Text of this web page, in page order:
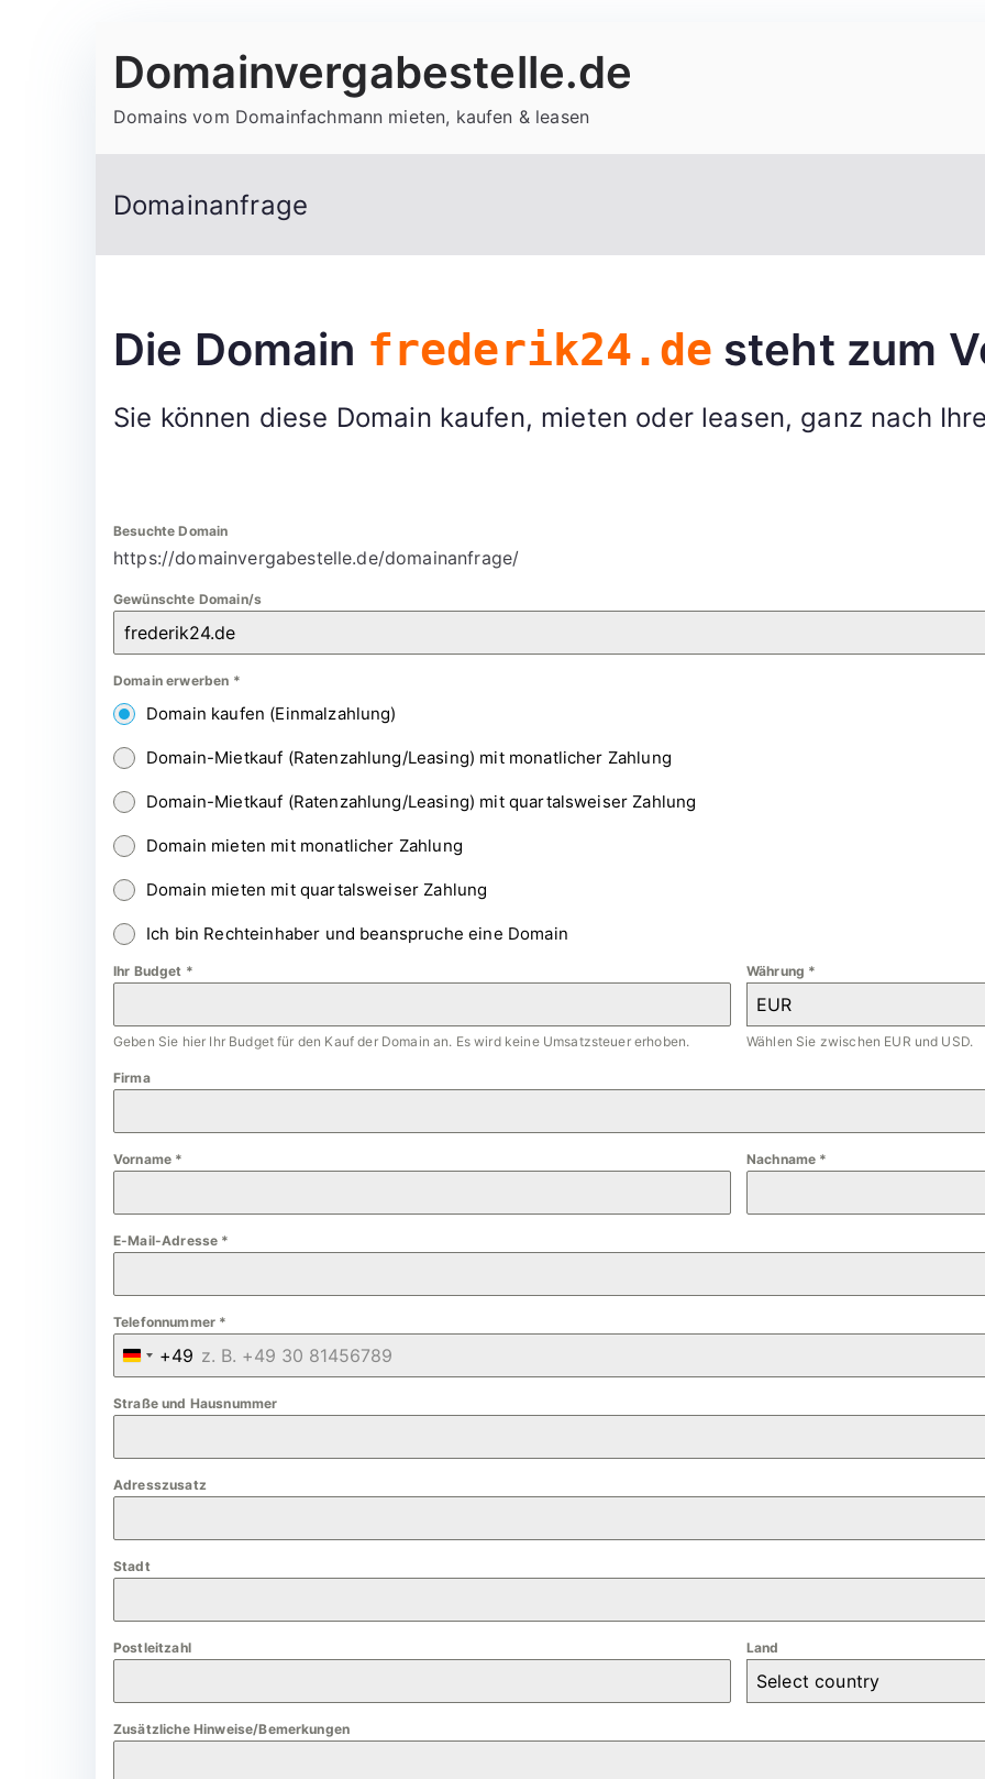
Inhalt
Domainvergabestelle.de
Domains vom Domainfachmann mieten, kaufen & leasen
Domainanfrage
Die Domain frederik24.de steht zum
Sie können diese Domain kaufen, mieten oder leasen, ganz nach
Besuchte Domain
https://domainvergabestelle.de/domainanfrage/
Gewünschte Domain/s
Domain erwerben *
Domain kaufen (Einmalzahlung)
Domain-Mietkauf (Ratenzahlung/Leasing) mit monatlicher Zahlung
Domain-Mietkauf (Ratenzahlung/Leasing) mit quartalsweiser Zahlung
Domain mieten mit monatlicher Zahlung
Domain mieten mit quartalsweiser Zahlung
Ich bin Rechteinhaber und beanspruche eine Domain
Ihr Budget *
Geben Sie hier Ihr Budget für den Kauf der Domain an. Es wird keine Umsatzsteuer erhoben.
Währung *
EUR
Wählen Sie zwischen EUR und USD.
Firma
Vorname * Nachname *
E-Mail-Adresse *
Telefonnummer *
G
e
m
a
+
9
+49
Straße und Hausnummer
Adresszusatz
Stadt
Postleitzahl Land
Select country
Zusätzliche Hinweise/Bemerkungen